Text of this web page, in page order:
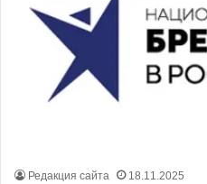
Редакция сайта 18.11.2025